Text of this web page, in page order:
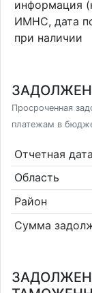
информация
ИМНС, дата
при наличии
Просроченная
платежам в
Отчетная дата
Область
Район
Сумма